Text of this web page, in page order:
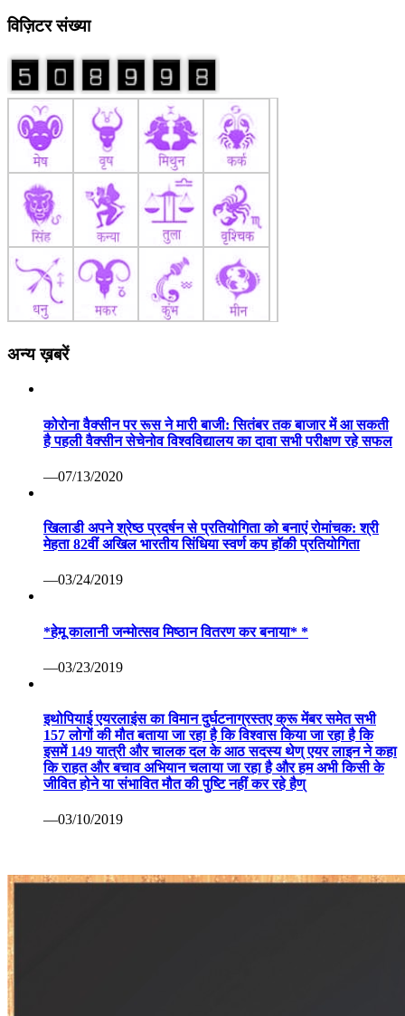
विज़िटर संख्या
अन्य ख़बरें
कोरोना वैक्सीन पर रूस ने मारी बाजी: सितंबर तक बाजार में आ सकती
है पहली वैक्सीन सेचेनोव विश्वविद्यालय का दावा सभी परीक्षण रहे सफल
—07/13/2020
खिलाडी अपने श्रेष्ठ प्रदर्षन से प्रतियोगिता को बनाएं रोमांचक: श्री
मेहता 82वीं अखिल भारतीय सिंधिया स्वर्ण कप हॉकी प्रतियोगिता
—03/24/2019
*हेमू कालानी जन्मोत्सव मिष्ठान वितरण कर बनाया* *
—03/23/2019
इथोपियाई एयरलाइंस का विमान दुर्घटनाग्रस्तए क्रू मेंबर समेत सभी
157 लोगों की मौत बताया जा रहा है कि विश्वास किया जा रहा है कि
इसमें 149 यात्री और चालक दल के आठ सदस्य थेण् एयर लाइन ने कहा
कि राहत और बचाव अभियान चलाया जा रहा है और हम अभी किसी के
जीवित होने या संभावित मौत की पुष्टि नहीं कर रहे हैण्
—03/10/2019